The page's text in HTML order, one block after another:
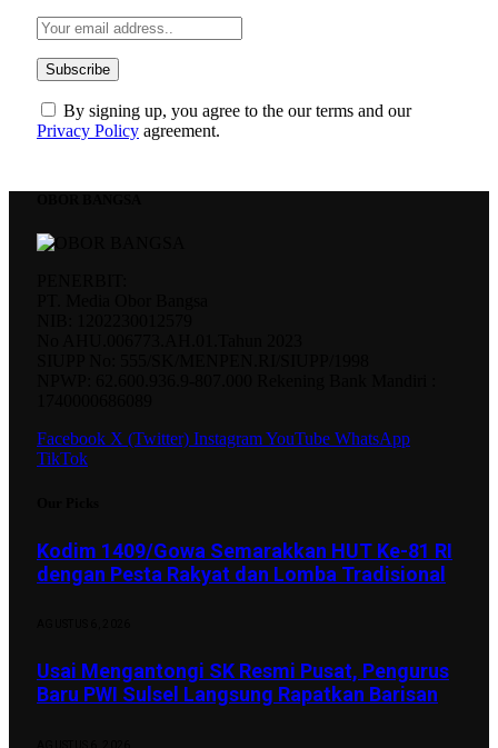
By signing up, you agree to the our terms and our
Privacy Policy agreement.
Facebook X (Twitter) InstagramYouTube WhatsApp
TikTok
Kodim 1409/Gowa Semarakkan HUT Ke-81 RI
dengan Pesta Rakyat dan Lomba Tradisional
Usai Mengantongi SK Resmi Pusat, Pengurus
Baru PWI Sulsel Langsung Rapatkan Barisan